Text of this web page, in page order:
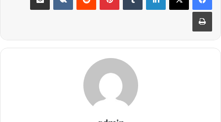
چاپ